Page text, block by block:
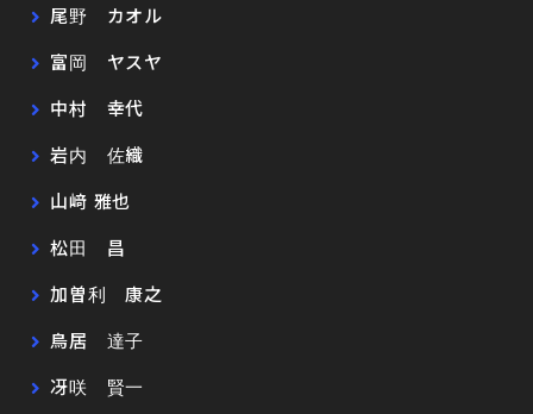
尾野 カオル
富岡 ヤスヤ
中村 幸代
岩内 佐織
山﨑 雅也
松田 昌
加曽利 康之
鳥居 達子
冴咲 賢一